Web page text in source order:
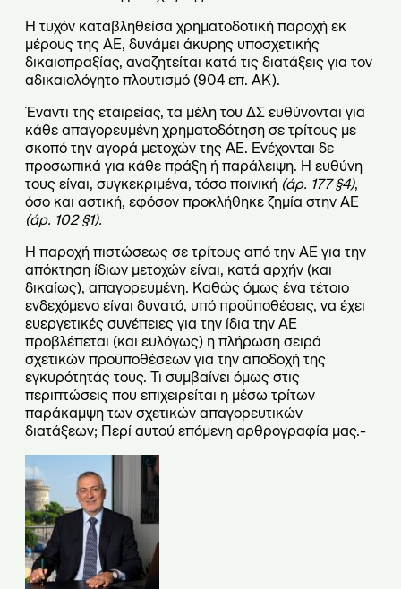
Η τυχόν καταβληθείσα χρηματοδοτική παροχή εκ
μέρους της ΑΕ, δυνάμει άκυρης υποσχετικής
δικαιοπραξίας, αναζητείται κατά τις διατάξεις για τον
αδικαιολόγητο πλουτισμό (904 επ. ΑΚ).
Έναντι της εταιρείας, τα μέλη του ΔΣ ευθύνονται για
κάθε απαγορευμένη χρηματοδότηση σε τρίτους με
σκοπό την αγορά μετοχών της ΑΕ. Ενέχονται δε
προσωπικά για κάθε πράξη ή παράλειψη. Η ευθύνη
τους είναι, συγκεκριμένα, τόσο ποινική (άρ. 177 §4),
όσο και αστική, εφόσον προκλήθηκε ζημία στην ΑΕ
(άρ. 102 §1).
Η παροχή πιστώσεως σε τρίτους από την ΑΕ για την
απόκτηση ίδιων μετοχών είναι, κατά αρχήν (και
δικαίως), απαγορευμένη. Καθώς όμως ένα τέτοιο
ενδεχόμενο είναι δυνατό, υπό προϋποθέσεις, να έχει
ευεργετικές συνέπειες για την ίδια την ΑΕ
προβλέπεται (και ευλόγως) η πλήρωση σειρά
σχετικών προϋποθέσεων για την αποδοχή της
εγκυρότητάς τους. Τι συμβαίνει όμως στις
περιπτώσεις που επιχειρείται η μέσω τρίτων
παράκαμψη των σχετικών απαγορευτικών
διατάξεων; Περί αυτού επόμενη αρθρογραφία μας.-